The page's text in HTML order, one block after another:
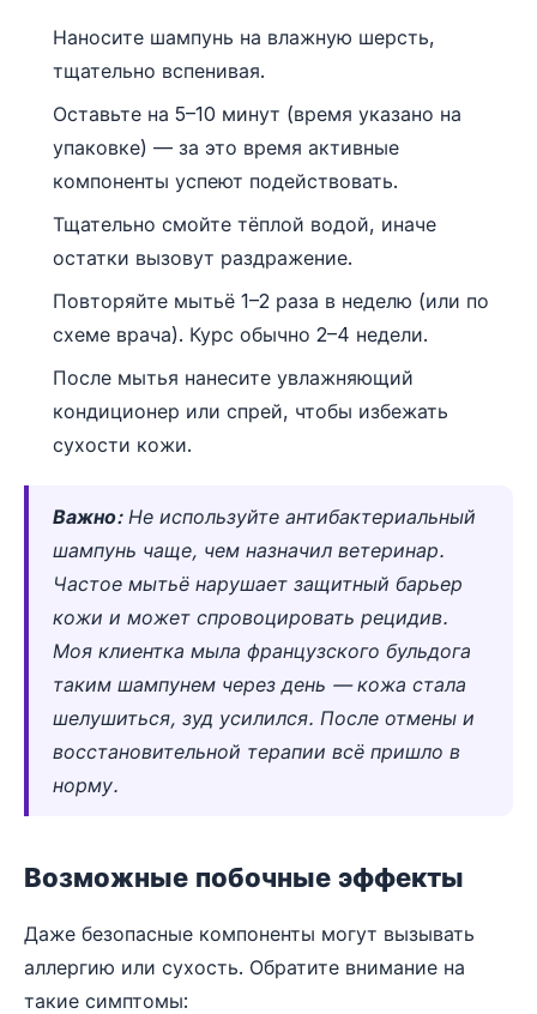
Наносите шампунь на влажную шерсть,
тщательно вспенивая.
Оставьте на 5–10 минут (время указано на
упаковке) — за это время активные
компоненты успеют подействовать.
Тщательно смойте тёплой водой, иначе
остатки вызовут раздражение.
Повторяйте мытьё 1–2 раза в неделю (или по
схеме врача). Курс обычно 2–4 недели.
После мытья нанесите увлажняющий
кондиционер или спрей, чтобы избежать
сухости кожи.
Важно:Не используйте антибактериальный
шампунь чаще, чем назначил ветеринар.
Частое мытьё нарушает защитный барьер
кожи и может спровоцировать рецидив.
Моя клиентка мыла французского бульдога
таким шампунем через день — кожа стала
шелушиться, зуд усилился. После отмены и
восстановительной терапии всё пришло в
норму.
Возможные побочные эффекты
Даже безопасные компоненты могут вызывать
аллергию или сухость. Обратите внимание на
такие симптомы: